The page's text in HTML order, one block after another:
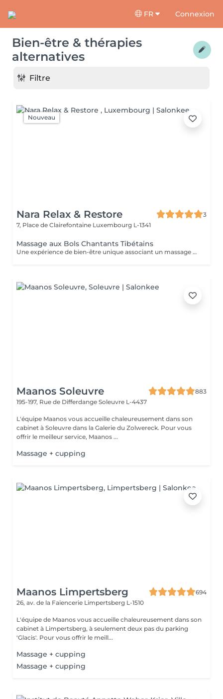
FR Connexion
Bien-être & thérapies
alternatives
Filtre
Nouveau
Nara Relax & Restore
3
7, Place de Clairefontaine Luxembourg L-1341
Massage aux Bols Chantants Tibétains
Une expérience de bien-être unique associant un massage doux, des huiles aromatiques et les sons apaisants des bols chantants tibétains. Les vibrations harmonieuses et les tonalités relaxantes créent une atmosphère immersive propice à la détente et à la déconnexion du quotidien.
Maanos Soleuvre
883
195-197, Rue de Differdange Soleuvre L-4437
L'équipe Maanos vous accueille chaleureusement dans son
cabinet à Soleuvre dans la Galerie du Zolwereck. Pour vous
offrir le meilleur service, Maanos ...
Massage + cupping
Maanos Limpertsberg
694
26, av. de la Faïencerie Limpertsberg L-1510
L'équipe de Maanos vous accueille chaleureusement dans son
cabinet à Limpertsberg, à seulement deux pas du parking
'Glacis'. Pour vous offrir le meill...
Massage + cupping
Massage + cupping